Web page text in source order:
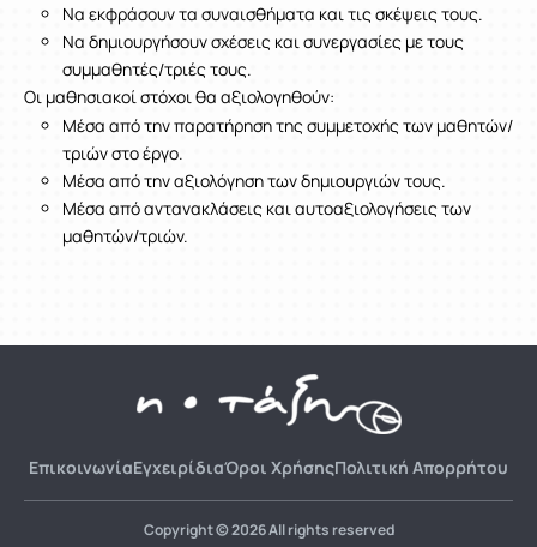
Να εκφράσουν τα συναισθήματα και τις σκέψεις τους.
Να δημιουργήσουν σχέσεις και συνεργασίες με τους
συμμαθητές/τριές τους.
Οι μαθησιακοί στόχοι θα αξιολογηθούν:
Μέσα από την παρατήρηση της συμμετοχής των μαθητών/
τριών στο έργο.
Μέσα από την αξιολόγηση των δημιουργιών τους.
Μέσα από αντανακλάσεις και αυτοαξιολογήσεις των
μαθητών/τριών.
ΕπικοινωνίαΕγχειρίδιαΌροι ΧρήσηςΠολιτική Απορρήτου
Copyright © 2026 All rights reserved